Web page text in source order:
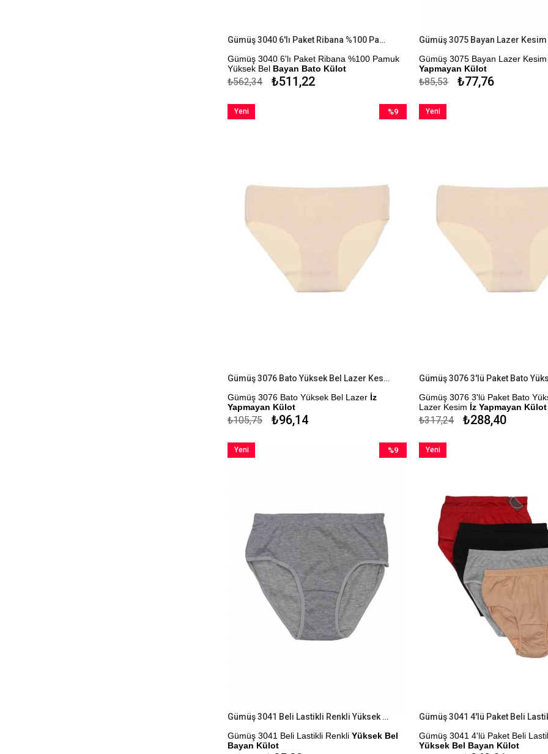
Gümüş 3040 6'lı Paket Ribana %100 Pamuk Yüksek Bel Bayan Bato Külot
Gümüş 3040 6'lı Paket Ribana %100 Pamuk
Yüksek Bel Bayan Bato Külot
Kapıda Ödeme Seçeneği
₺511,22
₺562,34
Gümüş 3075 Bayan Lazer Kesim
Yapmayan Külot
Kapıda Ödeme Seçeneği
₺77,76
₺85,53
Gümüş 3076 Bato Yüksek Bel Lazer Kesim İz Yapmayan Külot
Gümüş 3076 Bato Yüksek Bel Lazer İz
Yapmayan Külot
Kapıda Ödeme Seçeneği
₺96,14
₺105,75
%9
Yeni
Gümüş 3076 3'lü Paket Bato
Lazer Kesim İz Yapmayan Külot
Kapıda Ödeme Seçeneği
₺288,40
₺317,24
Yeni
Gümüş 3041 Beli Lastikli Renkli Yüksek Bel Bayan Külot
Gümüş 3041 Beli Lastikli Renkli Yüksek Bel
Bayan Külot
%9
Yeni
Gümüş 3041 4'lü Paket Beli
Yüksek Bel Bayan Külot
Yeni